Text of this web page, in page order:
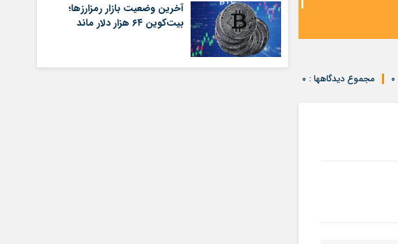
مجموع دیدگاهها : ۰
آخرین وضعیت بازار رمزارزها؛
بیت‌کوین ۶۴ هزار دلار ماند